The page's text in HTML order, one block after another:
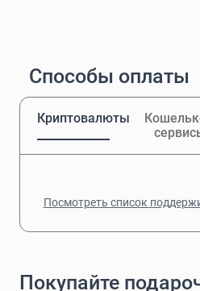
Способы оплаты
Криптовалюты
Посмотреть список
Покупайте